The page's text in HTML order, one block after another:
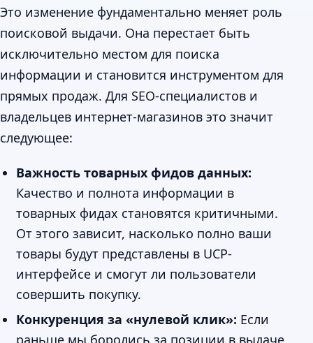
Это изменение фундаментально меняет роль
поисковой выдачи. Она перестает быть
исключительно местом для поиска
информации и становится инструментом для
прямых продаж. Для SEO-специалистов и
владельцев интернет-магазинов это значит
следующее:
Важность товарных фидов данных:
Качество и полнота информации в
товарных фидах становятся критичными.
От этого зависит, насколько полно ваши
товары будут представлены в UCP-
интерфейсе и смогут ли пользователи
совершить покупку.
Конкуренция за «нулевой клик»: Если